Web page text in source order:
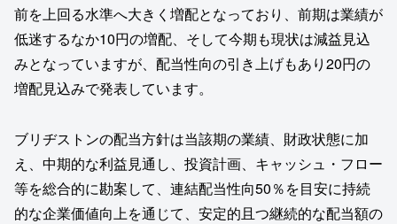
前を上回る水準へ大きく増配となっており、前期は業績が
低迷するなか10円の増配、そして今期も現状は減益見込
みとなっていますが、配当性向の引き上げもあり20円の
増配見込みで発表しています。
ブリヂストンの配当方針は当該期の業績、財政状態に加
え、中期的な利益見通し、投資計画、キャッシュ・フロー
等を総合的に勘案して、連結配当性向50％を目安に持続
的な企業価値向上を通じて、安定的且つ継続的な配当額の